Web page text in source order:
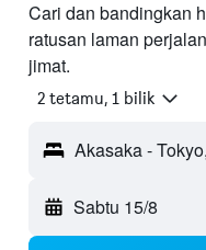
Cari dan bandingkan
ratusan laman
jimat.
2 tetamu, 1 bilik
Akasaka -
Sabtu 15/8